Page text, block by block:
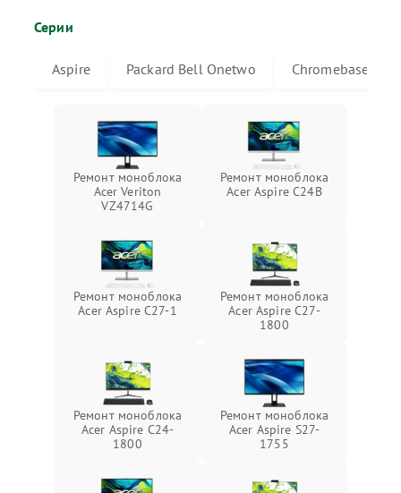
Серии
Aspire Packard Bell Onetwo Chromebase
Ремонт моноблока
Acer Veriton
VZ4714G
Ремонт моноблока
Acer Aspire C24B
Ремонт моноблока
Acer Aspire C27-1
Ремонт моноблока
Acer Aspire C27-
1800
Ремонт моноблока
Acer Aspire C24-
1800
Ремонт моноблока
Acer Aspire S27-
1755